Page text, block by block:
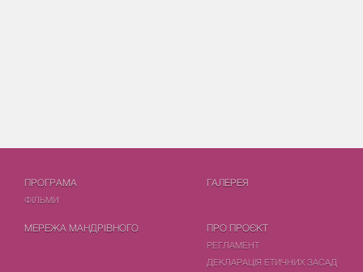
ПРОГРАМА
ФIЛЬМИ
ГАЛЕРЕЯ
МЕРЕЖА МАНДРІВНОГО ПРО ПРОЄКТ
РЕГЛАМЕНТ
ДЕКЛАРАЦІЯ ЕТИЧНИХ ЗАСАД